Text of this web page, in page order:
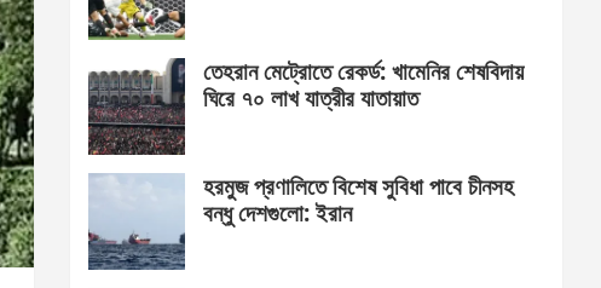
তেহরান মেট্রোতে রেকর্ড: খামেনির শেষবিদায়
ঘিরে ৭০ লাখ যাত্রীর যাতায়াত
হরমুজ প্রণালিতে বিশেষ সুবিধা পাবে চীনসহ
বন্ধু দেশগুলো: ইরান